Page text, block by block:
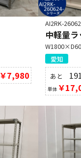
￥7,980
AI2RK-
中軽量ラ
愛知
あと
単体 ￥